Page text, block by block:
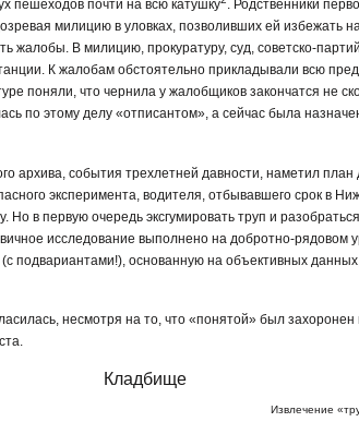
пешеходов почти на всю катушку . Родственники
милицию в уловках, позволивших ей избежать
жалобы. В милицию, прокуратуру, суд, советско-
К жалобам обстоятельно прикладывали всю
поняли, что чернила у жалобщиков закончатся не
по этому делу «отписантом», а сейчас была
архива, события трехлетней давности, наметил
эксперимента, водителя, отбывавшего срок в
Но в первую очередь эксгумировать труп и
исследование выполнено на добротно-рядовом
подвариантами!), основанную на объективных
несмотря на то, что «понятой» был
Кладбище
Извлечение